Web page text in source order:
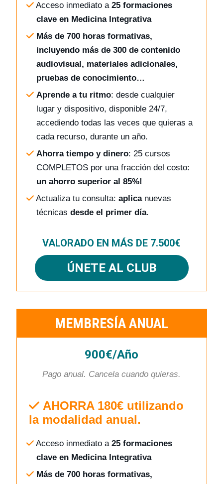
Acceso inmediato a 25 formaciones
clave en Medicina Integrativa
Más de 700 horas formativas,
incluyendo más de 300 de contenido
audiovisual, materiales adicionales,
pruebas de conocimiento…
Aprende a tu ritmo: desde cualquier
lugar y dispositivo, disponible 24/7,
accediendo todas las veces que quieras a
cada recurso, durante un año.
Ahorra tiempo y dinero: 25 cursos
COMPLETOS por una fracción del costo:
un ahorro superior al 85%!
Actualiza tu consulta: aplica nuevas
técnicas desde el primer día.
VALORADO EN MÁS DE 7.500€
ÚNETE AL CLUB
MEMBRESÍA ANUAL
900€/Año
Pago anual. Cancela cuando quieras.
AHORRA 180€ utilizando
la modalidad anual.
Acceso inmediato a 25 formaciones
clave en Medicina Integrativa
Más de 700 horas formativas,